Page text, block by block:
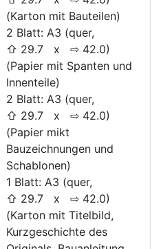
(Karton mit Bauteilen)
2 Blatt: A3 (quer,
⇧ 29.7 x ⇨ 42.0)
(Papier mit Spanten und
Innenteile)
2 Blatt: A3 (quer,
⇧ 29.7 x ⇨ 42.0)
(Papier mikt
Bauzeichnungen und
Schablonen)
1 Blatt: A3 (quer,
⇧ 29.7 x ⇨ 42.0)
(Karton mit Titelbild,
Kurzgeschichte des